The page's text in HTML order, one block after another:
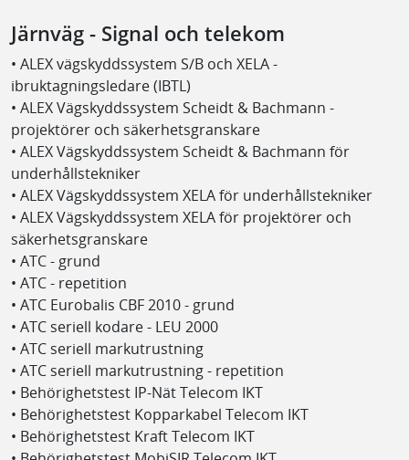
Järnväg - Signal och telekom
• ALEX vägskyddssystem S/B och XELA -
ibruktagningsledare (IBTL)
• ALEX Vägskyddssystem Scheidt & Bachmann -
projektörer och säkerhetsgranskare
• ALEX Vägskyddssystem Scheidt & Bachmann för
underhållstekniker
• ALEX Vägskyddssystem XELA för underhållstekniker
• ALEX Vägskyddssystem XELA för projektörer och
säkerhetsgranskare
• ATC - grund
• ATC - repetition
• ATC Eurobalis CBF 2010 - grund
• ATC seriell kodare - LEU 2000
• ATC seriell markutrustning
• ATC seriell markutrustning - repetition
• Behörighetstest IP-Nät Telecom IKT
• Behörighetstest Kopparkabel Telecom IKT
• Behörighetstest Kraft Telecom IKT